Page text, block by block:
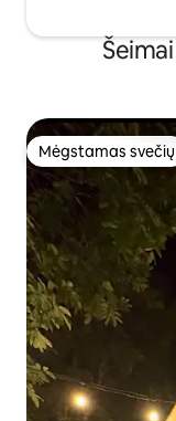
Mėgstamas svečių
Mėgstamas svečių